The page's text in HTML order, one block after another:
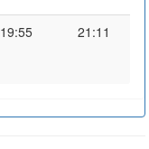
19:55 21:11